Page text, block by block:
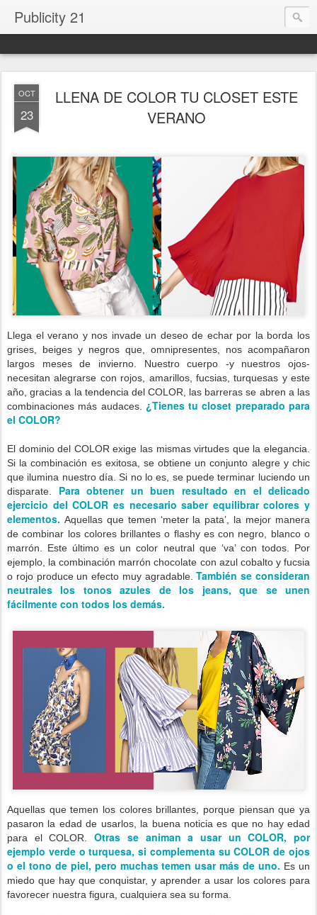
Publicity 21
OCT
23
LLENA DE COLOR TU CLOSET ESTE
VERANO
Llega el verano y nos invade un deseo de echar por la borda los
grises, beiges y negros que, omnipresentes, nos acompañaron
largos meses de invierno. Nuestro cuerpo -y nuestros ojos-
necesitan alegrarse con rojos, amarillos, fucsias, turquesas y este
año, gracias a la tendencia del COLOR, las barreras se abren a las
combinaciones más audaces. ¿Tienes tu closet preparado para
el COLOR?
El dominio del COLOR exige las mismas virtudes que la elegancia.
Si la combinación es exitosa, se obtiene un conjunto alegre y chic
que ilumina nuestro día. Si no lo es, se puede terminar luciendo un
disparate. Para obtener un buen resultado en el delicado
ejercicio del COLOR es necesario saber equilibrar colores y
elementos. Aquellas que temen ‘meter la pata’, la mejor manera
de combinar los colores brillantes o flashy es con negro, blanco o
marrón. Este último es un color neutral que ‘va’ con todos. Por
ejemplo, la combinación marrón chocolate con azul cobalto y fucsia
o rojo produce un efecto muy agradable. También se consideran
neutrales los tonos azules de los jeans, que se unen
fácilmente con todos los demás.
Aquellas que temen los colores brillantes, porque piensan que ya
pasaron la edad de usarlos, la buena noticia es que no hay edad
para el COLOR.Otras se animan a usar un COLOR, por
ejemplo verde o turquesa, si complementa su COLOR de ojos
o el tono de piel, pero muchas temen usar más de uno. Es un
miedo que hay que conquistar, y aprender a usar los colores para
favorecer nuestra figura, cualquiera sea su forma.